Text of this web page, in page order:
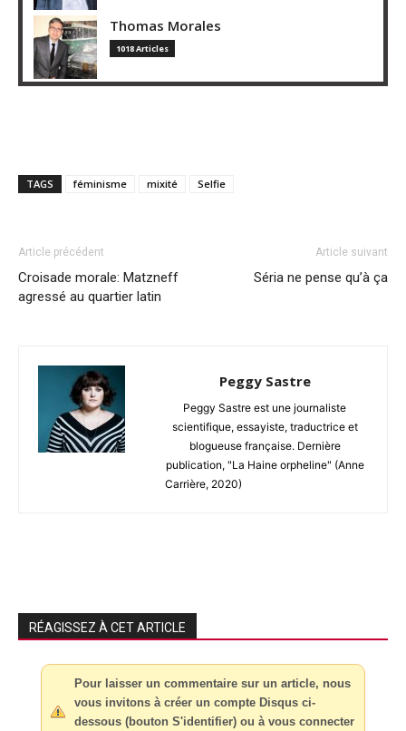
Thomas Morales
1018 Articles
TAGS féminisme mixité Selfie
Article précédent
Croisade morale: Matzneff
agressé au quartier latin
Article suivant
Séria ne pense qu’à ça
Peggy Sastre
Peggy Sastre est une journaliste
scientifique, essayiste, traductrice et
blogueuse française. Dernière
publication, "La Haine orpheline" (Anne
Carrière, 2020)
RÉAGISSEZ À CET ARTICLE
Pour laisser un commentaire sur un article, nous
vous invitons à créer un compte Disqus ci-
dessous (bouton S'identifier) ou à vous connecter